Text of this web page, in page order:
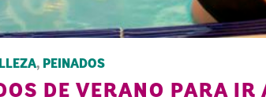
, PEINADOS
DE VERANO PARA IR